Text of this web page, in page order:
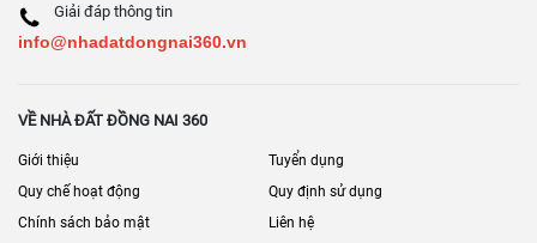
Giải đáp thông tin
info@nhadatdongnai360.vn
VỀ NHÀ ĐẤT ĐỒNG NAI 360
Giới thiệu
Tuyển dụng
Quy chế hoạt động
Quy định sử dụng
Chính sách bảo mật
Liên hệ